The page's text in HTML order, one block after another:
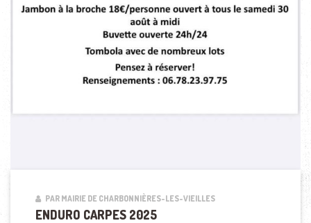
PAR MAIRIE DE CHARBONNIÈRES-LES-VIEILLES
ENDURO CARPES 2025